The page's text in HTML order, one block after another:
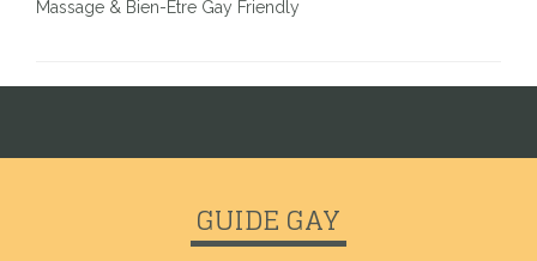
Massage & Bien-Être Gay Friendly
GUIDE GAY